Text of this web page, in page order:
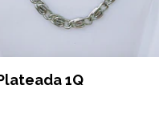
1Q